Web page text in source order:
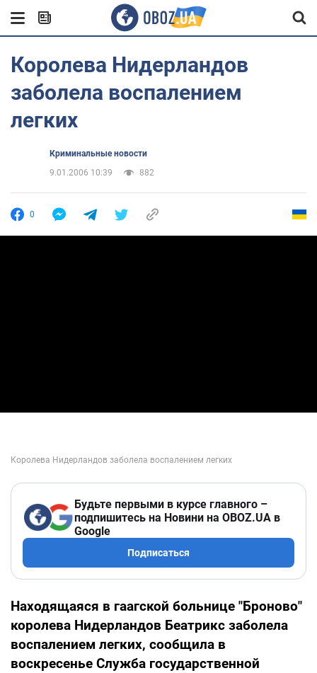
Королева Нидерландов
заболела воспалением
легких
Криминальные новости
9.01.2006 10:39
882
0
Будьте первыми в курсе главного –
подпишитесь на Новини на OBOZ.UA в
Google
Подписаться
Находящаяся в гаагской больнице "Броново"
королева Нидерландов Беатрикс заболела
воспалением легких, сообщила в
воскресенье Служба государственной